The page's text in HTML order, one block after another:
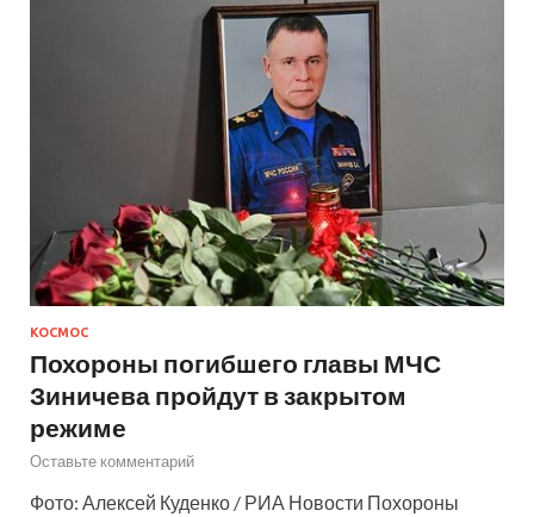
КОСМОС
Похороны погибшего главы МЧС
Зиничева пройдут в закрытом
режиме
Оставьте комментарий
Фото: Алексей Куденко / РИА Новости Похороны